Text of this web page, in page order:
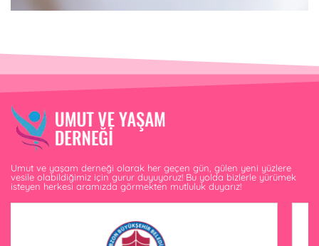
Umut ve yaşam derneği olarak her geçen gün, gülen yeni yüzlere
vesile olabildiğimiz için gurur duyuyoruz! Bu yolda bizlerle yürümek
isteyen herkesi aramızda görmekten mutluluk duyarız!